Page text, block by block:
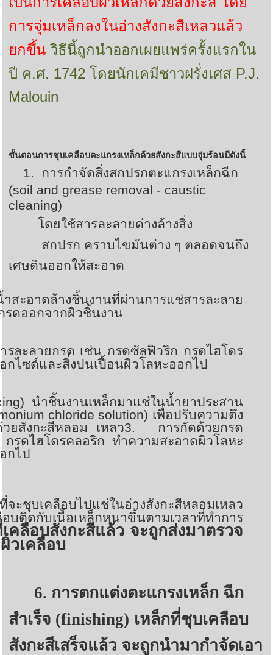
การจุ่มเหล็กลงในอ่างสังกะสีเหลวแล้ว
ยกขึ้น วิธีนี้ถูกนำออกเผยแพร่ครั้งแรกใน
ปี ค.ศ. 1742โดยนักเคมีชาวฝรั่งเศส P.J.
Malouin
ขั้นตอนการชุบเคลือบตะแกรงเหล็กด้วยสังกะสีแบบจุ่มร้อนมีดังนี้
1. การกำจัดสิ่งสกปรกตะแกรงเหล็กฉีก
(soil and grease removal - caustic
cleaning)
โดยใช้สารละลายด่างล้างสิ่ง
สกปรก คราบไขมันต่าง ๆ ตลอดจนถึง
เศษดินออกให้สะอาด
ำสะอาดล้างชิ้นงานที่ผ่านการแช่สารละลาย
รดออกจากผิวชิ้นงาน
รละลายกรด เช่น กรดซัลฟิวริก กรดไฮโดร
ไซด์และสิ่งปนเปื้อนผิวโลหะออกไป
นำชิ้นงานเหล็กมาแช่ในน้ำยาประสาน
chloride solution) เพื่อปรับความตึง
ยสังกะสีหลอม เหลว3.
การกัดด้วยกรด
รดไฮโดรคลอริก ทำความสะอาดผิวโลหะ
กไป
จะชุบเคลือบไปแช่ในอ่างสังกะสีหลอมเหลว
อบติดกับเนื้อเหล็กหนาขึ้นตามเวลาที่ทำการ
คลือบสังกะสีแล้ว จะถูกส่งมาตรวจ
วเคลือบ
6. การตกแต่งตะแกรงเหล็ก ฉีก
สำเร็จ (finishing) เหล็กที่ชุบเคลือบ
สังกะสีเสร็จแล้ว จะถูกนำมากำจัดเอา